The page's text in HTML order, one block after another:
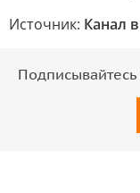
Источник: Канал